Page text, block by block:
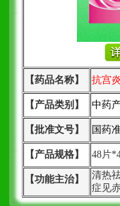
【药品名称】 抗宫
【产品类别】 中药
【批准文号】 国药
【产品规格】 48片
【功能主治】
清热
症见